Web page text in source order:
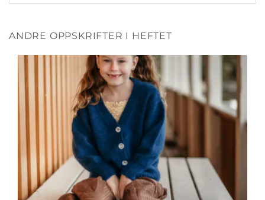
ANDRE OPPSKRIFTER I HEFTET